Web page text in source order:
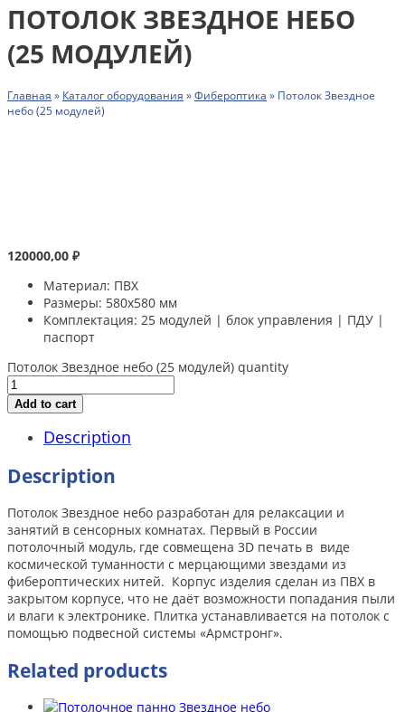
ПОТОЛОК ЗВЕЗДНОЕ НЕБО
(25 МОДУЛЕЙ)
Главная » Каталог оборудования »Фибероптика » Потолок Звездное
небо (25 модулей)
120000,00 ₽
Материал: ПВХ
Размеры: 580х580 мм
Комплектация: 25 модулей | блок управления | ПДУ |
паспорт
Потолок Звездное небо (25 модулей) quantity
Add to cart
Description
Description
Потолок Звездное небо разработан для релаксации и
занятий в сенсорных комнатах. Первый в России
потолочный модуль, где совмещена 3D печать в виде
космической туманности с мерцающими звездами из
фибероптических нитей. Корпус изделия сделан из ПВХ в
закрытом корпусе, что не даёт возможности попадания пыли
и влаги к электронике. Плитка устанавливается на потолок с
помощью подвесной системы «Армстронг».
Related products